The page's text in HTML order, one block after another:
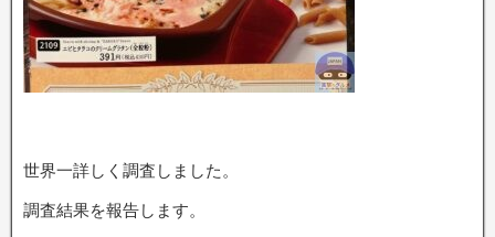
世界一詳しく調査しました。
調査結果を報告します。